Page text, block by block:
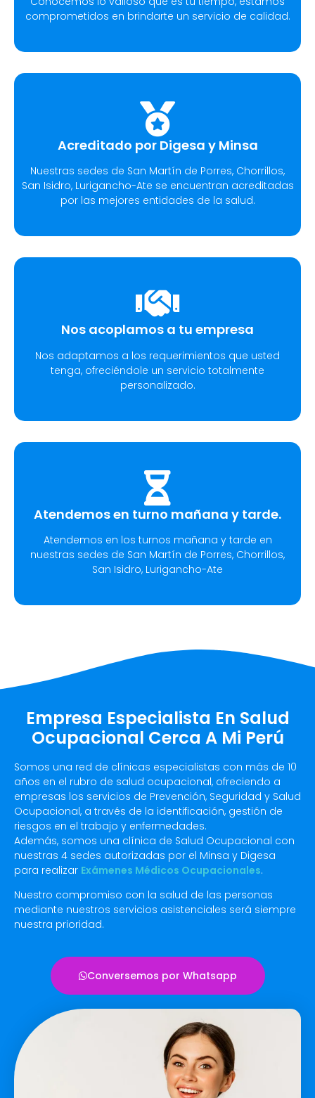
comprometidos en brindarte un servicio de calidad.
Acreditado por Digesa y Minsa​
Nuestras sedes de San Martín de Porres, Chorrillos,
San Isidro, Lurigancho-Ate se encuentran acreditadas
por las mejores entidades de la salud.
Nos acoplamos a tu empresa
Nos adaptamos a los requerimientos que usted
tenga, ofreciéndole un servicio totalmente
personalizado.
Atendemos en turno mañana y tarde.
Atendemos en los turnos mañana y tarde en
nuestras sedes de San Martín de Porres, Chorrillos,
San Isidro, Lurigancho-Ate
Empresa Especialista En Salud
Ocupacional Cerca A Mi Perú
Somos una red de clínicas especialistas con más de 10
años en el rubro de salud ocupacional, ofreciendo a
empresas los servicios de Prevención, Seguridad y Salud
Ocupacional, a través de la identificación, gestión de
riesgos en el trabajo y enfermedades.
Además, somos una clínica de Salud Ocupacional con
nuestras 4 sedes autorizadas por el Minsa y Digesa
para realizar Exámenes Médicos Ocupacionales.
Nuestro compromiso con la salud de las personas
mediante nuestros servicios asistenciales será siempre
nuestra prioridad.
Conversemos por Whatsapp